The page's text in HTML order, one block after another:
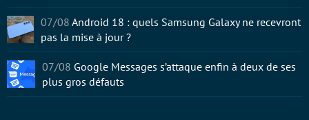
07/08 Android 18 : quels Samsung Galaxy ne recevront
pas la mise à jour ?
07/08 Google Messages s’attaque enfin à deux de ses
plus gros défauts